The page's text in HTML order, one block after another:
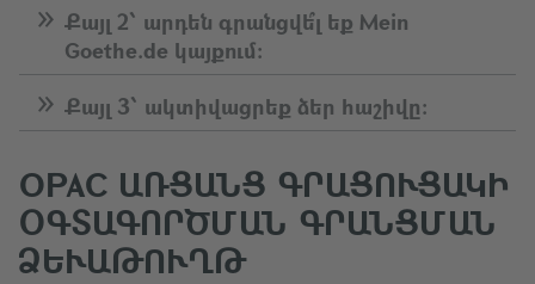
Քայլ 2՝ արդեն գրանցվե՞լ եք Mein
Goethe.de կայքում։
Քայլ 3՝ ակտիվացրեք ձեր հաշիվը։
OPAC ԱՌՑԱՆՑ ԳՐԱՑՈՒՑԱԿԻ
ՕԳՏԱԳՈՐԾՄԱՆ ԳՐԱՆՑՄԱՆ
ՁԵՒԱԹՈՒՂԹ